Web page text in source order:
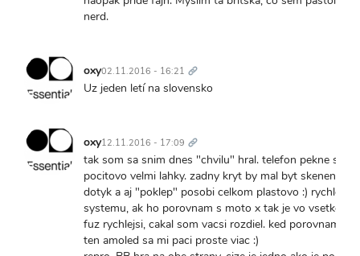
nerd.
oxy02.11.2016 - 16:21 odkaz
Uz jeden letí na slovensko
oxy12.11.2016 - 17:09 odkaz
tak som sa snim dnes "chvilu" hral. telefon pekne
pocitovo velmi lahky. zadny kryt by mal byt skeneny
dotyk a aj "poklep" posobi celkom plastovo :) rychlost
systemu, ak ho porovnam s moto x tak je vo vsetkom
fuz rychlejsi, cakal som vacsi rozdiel. ked porovnam
ten amoled sa mi paci proste viac :)